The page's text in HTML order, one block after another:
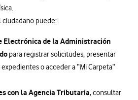
ciudadano puede:
Electrónica de la Administración
para registrar solicitudes, presentar
o acceder a “Mi Carpeta”
con la Agencia Tributaria, consultar